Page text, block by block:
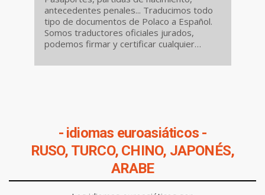
antecedentes penales... Traducimos todo
tipo de documentos de Polaco a Español.
Somos traductores oficiales jurados,
podemos firmar y certificar cualquier
- idiomas euroasiáticos -
RUSO, TURCO, CHINO, JAPONÉS,
ARABE